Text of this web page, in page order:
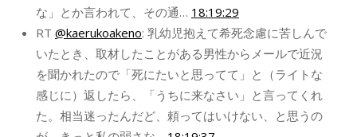
な」とか言われて、その通… 18:19:29
RT @kaerukoakeno: 乳幼児抱えて希死念慮に苦しんで
いたとき、取材したことがある男性からメールで近況
を聞かれたので「死にたいと思ってて」と（ライトな
感じに）返したら、「うちに来なさい」と言ってくれ
た。相当迷ったんだど、頼ってはいけない、と思うの